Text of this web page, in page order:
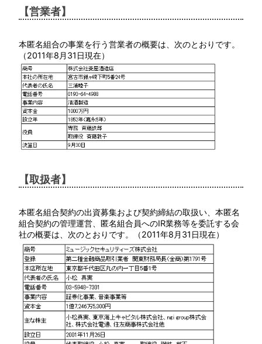
【営業者】
本匿名組合の事業を行う営業者の概要は、次のとおりです。
（2011年8月31日現在）
【取扱者】
本匿名組合契約の出資募集および契約締結の取扱い、本匿名
組合契約の管理運営、匿名組合員へのIR業務等を委託する会
社の概要は、次のとおりです。（2011年8月31日現在）